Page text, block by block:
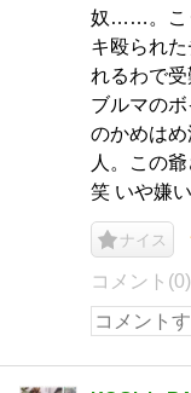
奴……。こ
キ殴られ
れるわで受
ブルマの
のかめは
人。この
笑 いや嫌
ナイス
コメント(0)